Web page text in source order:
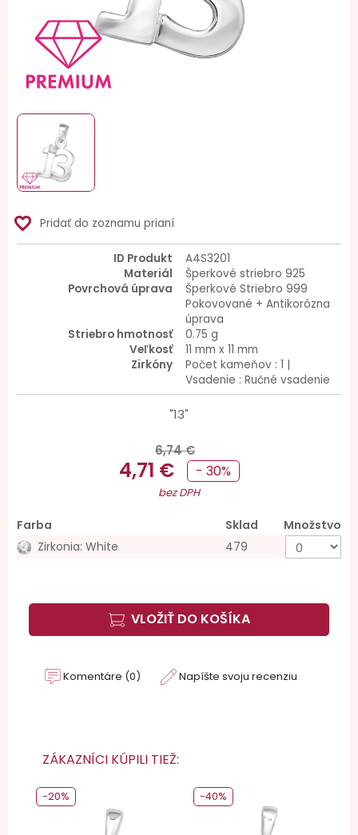
favorite_border Pridať do zoznamu prianí
ID Produkt
A4S3201
Materiál
Šperkové striebro 925
Povrchová úprava
Šperkové Striebro 999
Pokovované + Antikorózna
úprava
Striebro hmotnosť
0.75 g
Veľkosť
11 mm x 11 mm
Zirkóny
Počet kameňov : 1 |
Vsadenie : Ručné vsadenie
"13"
6,74 €
4,71 € - 30%
bez DPH
Farba Sklad
Množstvo
Zirkonia: White
479
VLOŽIŤ DO KOŠÍKA
Komentáre (0) Napíšte svoju recenziu
ZÁKAZNÍCI KÚPILI TIEŽ:
-20% -40%